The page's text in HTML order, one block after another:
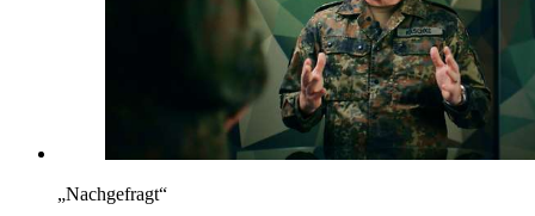
„Nachgefragt“